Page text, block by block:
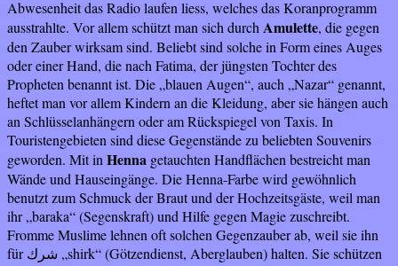
Abwesenheit das Radio laufen liess, welches das Koranprogramm
ausstrahlte. Vor allem schützt man sich durch Amulette, die gegen
den Zauber wirksam sind. Beliebt sind solche in Form eines Auges
oder einer Hand, die nach Fatima, der jüngsten Tochter des
Propheten benannt ist. Die „blauen Augen“, auch „Nazar“ genannt,
heftet man vor allem Kindern an die Kleidung, aber sie hängen auch
an Schlüsselanhängern oder am Rückspiegel von Taxis. In
Touristengebieten sind diese Gegenstände zu beliebten Souvenirs
geworden. Mit in Henna getauchten Handflächen bestreicht man
Wände und Hauseingänge. Die Henna-Farbe wird gewöhnlich
benutzt zum Schmuck der Braut und der Hochzeitsgäste, weil man
ihr „baraka“ (Segenskraft) und Hilfe gegen Magie zuschreibt.
Fromme Muslime lehnen oft solchen Gegenzauber ab, weil sie ihn
für
„shirk“ (Götzendienst, Aberglauben) halten. Sie schützen